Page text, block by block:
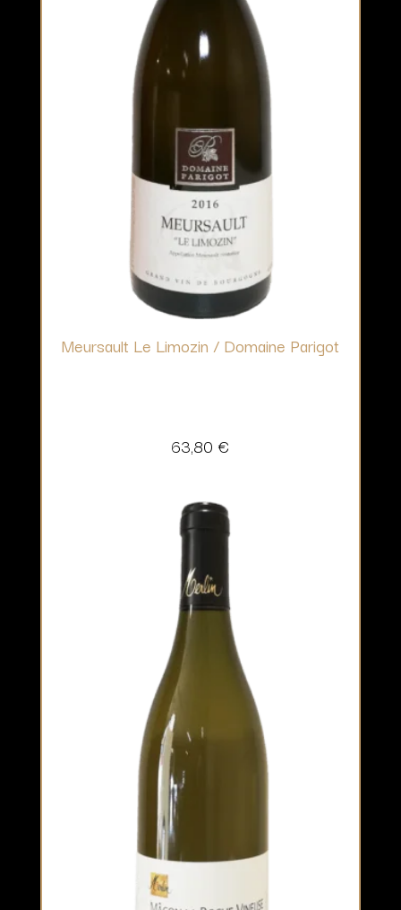
Meursault Le Limozin / Domaine Parigot
63,80 €